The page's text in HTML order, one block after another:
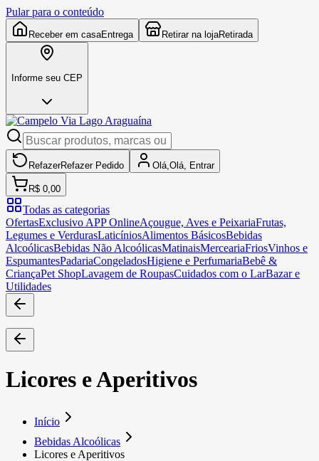
Pular para o conteúdo
Receber em casaEntrega Retirar na lojaRetirada
Informe seu CEP
RefazerRefazer Pedido Olá, Olá, Entrar
R$ 0,00
Todas as categorias
OfertasExclusivo APP OnlineAçougue, Aves e PeixariaFrutas,
Legumes e VerdurasLaticíniosAlimentos BásicosBebidas
AlcoólicasBebidas Não AlcoólicasMatinaisMerceariaFriosVinhos e
EspumantesPadariaCongeladosHigiene e PerfumariaBebê &
CriançaPet ShopLavagem de RoupasCuidados com o LarBazar e
Utilidades
Licores e Aperitivos
Início
Bebidas Alcoólicas
Licores e Aperitivos